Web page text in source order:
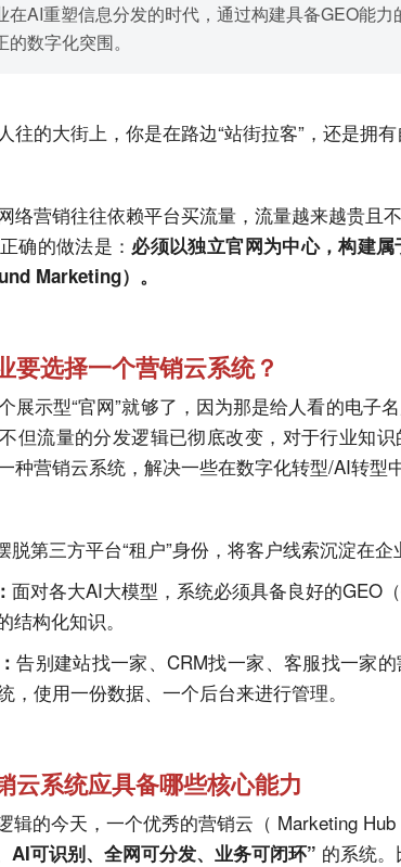
在AI重塑信息分发的时代，通过构建具备GEO能力
数字化突围。
往的大街上，你是在路边“站街拉客”，还是拥
络营销往往依赖平台买流量，流量越来越贵且
确的做法是： 必须以独立官网为中心，构建
Marketing）。
要选择一个营销云系统？
展示型“官网”就够了，因为那是给人看的电子
但流量的分发逻辑已彻底改变，对于行业知
种营销云系统，解决一些在数字化转型/AI转型
脱第三方平台“租户”身份，将客户线索沉淀在企
面对各大AI大模型，系统必须具备良好的GEO
结构化知识。
告别建站找一家、CRM找一家、客服找一家
，使用一份数据、一个后台来进行管理。
云系统应具备哪些核心能力
辑的今天，一个优秀的营销云（ Marketing
AI可识别、全网可分发、业务可闭环” 的系统。